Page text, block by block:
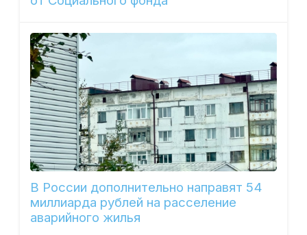
В России дополнительно направят 54
миллиарда рублей на расселение
аварийного жилья